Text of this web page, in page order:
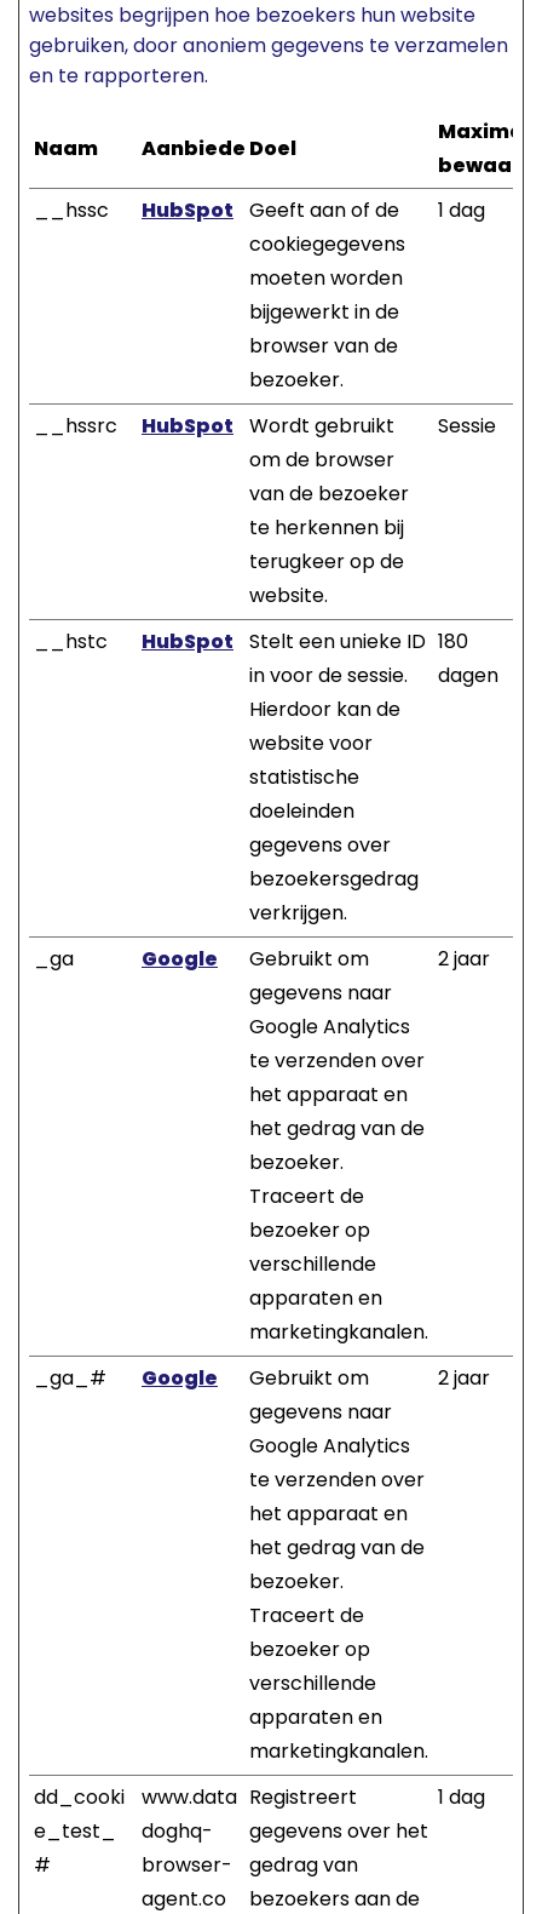
websites begrijpen hoe bezoekers hun website
gebruiken, door anoniem gegevens te verzamelen
en te rapporteren.
Naam AanbiederDoel
Maximale
__hssc
HubSpot
Geeft aan of de
cookiegegevens
moeten worden
bijgewerkt in de
browser van de
bezoeker.
1 dag
__hssrc HubSpot
Wordt gebruikt
om de browser
van de bezoeker
te herkennen bij
terugkeer op de
website.
Sessie
__hstc HubSpot
Stelt een unieke ID
in voor de sessie.
Hierdoor kan de
website voor
statistische
doeleinden
gegevens over
bezoekersgedrag
verkrijgen.
180
dagen
_ga Google
Gebruikt om
gegevens naar
Google Analytics
te verzenden over
het apparaat en
het gedrag van de
bezoeker.
Traceert de
bezoeker op
verschillende
apparaten en
marketingkanalen.
2 jaar
_ga_# Google
Gebruikt om
gegevens naar
Google Analytics
te verzenden over
het apparaat en
het gedrag van de
bezoeker.
Traceert de
bezoeker op
verschillende
apparaten en
marketingkanalen.
2 jaar
dd_cooki
e_test_
#
www.data
doghq-
browser-
agent.co
Registreert
gegevens over het
gedrag van
bezoekers aan de
1 dag